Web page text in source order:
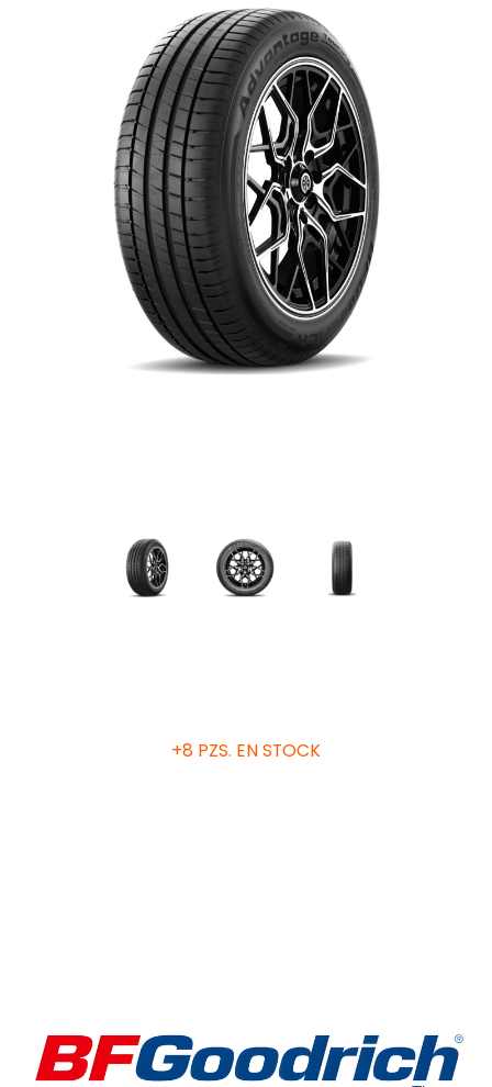
+8 PZS. EN STOCK
Grado de calidad uniforme de las llantas